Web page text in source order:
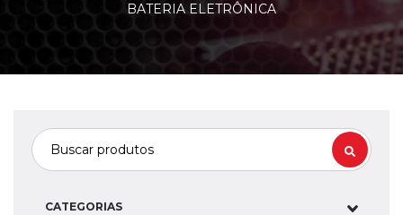
BATERIA ELETRÔNICA
CATEGORIAS